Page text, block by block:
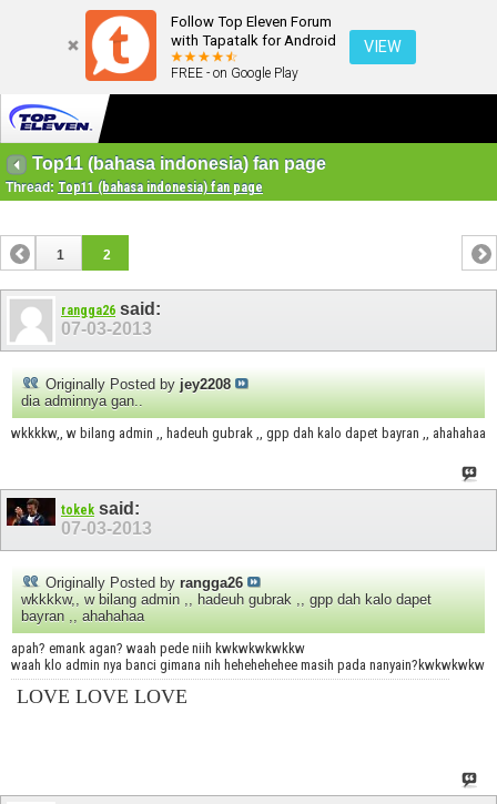
Follow Top Eleven Forum
with Tapatalk for Android
FREE - on Google Play
VIEW
Top11 (bahasa indonesia) fan page
Thread: Top11 (bahasa indonesia) fan page
1 2
rangga26 said:
07-03-2013
Originally Posted by jey2208
dia adminnya gan..
wkkkkw,, w bilang admin ,, hadeuh gubrak ,, gpp dah kalo dapet bayran ,, ahahahaa
tokek said:
07-03-2013
Originally Posted by rangga26
wkkkkw,, w bilang admin ,, hadeuh gubrak ,, gpp dah kalo dapet
bayran ,, ahahahaa
apah? emank agan? waah pede niih kwkwkwkwkkw
waah klo admin nya banci gimana nih hehehehehee masih pada nanyain?kwkwkwkw
LOVE LOVE LOVE